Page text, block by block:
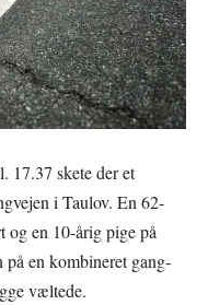
17.37 skete der et
i Taulov. En 62-
og en 10-årig pige på
på en kombineret gang-
væltede.